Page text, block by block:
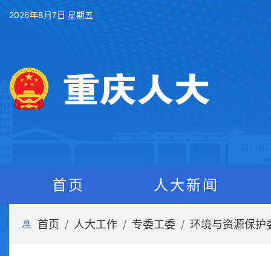
2026年8月7日 星期五
首页 人大新闻
首页 人大工作 专委工委 环境与资源保护